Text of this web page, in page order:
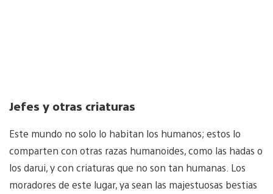
Jefes y otras criaturas
Este mundo no solo lo habitan los humanos; estos lo
comparten con otras razas humanoides, como las hadas o
los darui, y con criaturas que no son tan humanas. Los
moradores de este lugar, ya sean las majestuosas bestias